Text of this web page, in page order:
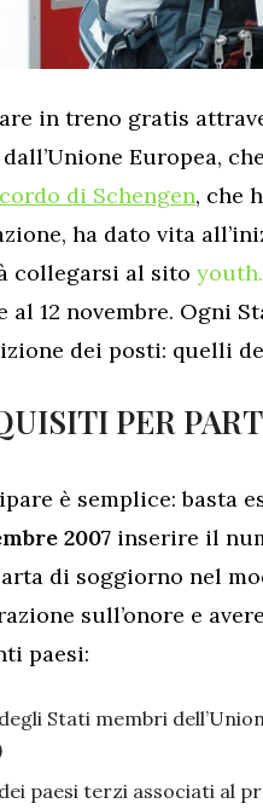
in treno gratis
Europea,
di Schengen, che
ha dato vita
collegarsi al sito
al 12 novembre. Ogni
dei posti: quelli
PER
è semplice: basta
2007 inserire il
di soggiorno nel
sull’onore e
paesi:
Stati membri
paesi terzi associati al